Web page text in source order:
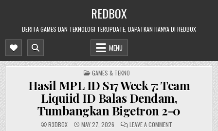
REDBOX
BERITA GAMES DAN TEKNOLOGI TERUPDATE, DAPATKAN HANYA DI REDBOX
MENU
POSTED
IN
GAMES & TEKNO
Hasil MPL ID S17 Week 7: Team
Liquiid ID Balas Dendam,
Tumbangkan Bigetron 2-0
R3DB0X MAY 27, 2026 LEAVE A COMMENT